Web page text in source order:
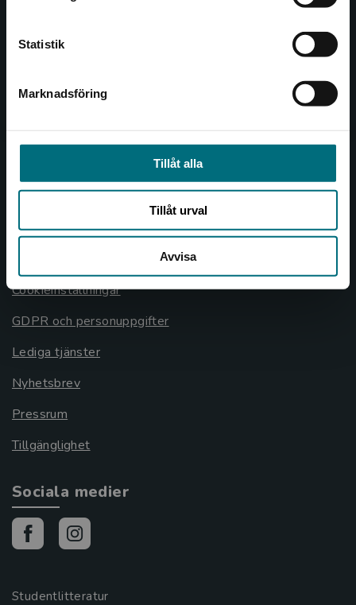
Statistik
Marknadsföring
Tillåt alla
Tillåt urval
Avvisa
Kontakta kundservice
Köpvillkor
Allmänna länkar
Om oss
Cookieinställningar
GDPR och personuppgifter
Lediga tjänster
Nyhetsbrev
Pressrum
Tillgänglighet
Sociala medier
Studentlitteratur